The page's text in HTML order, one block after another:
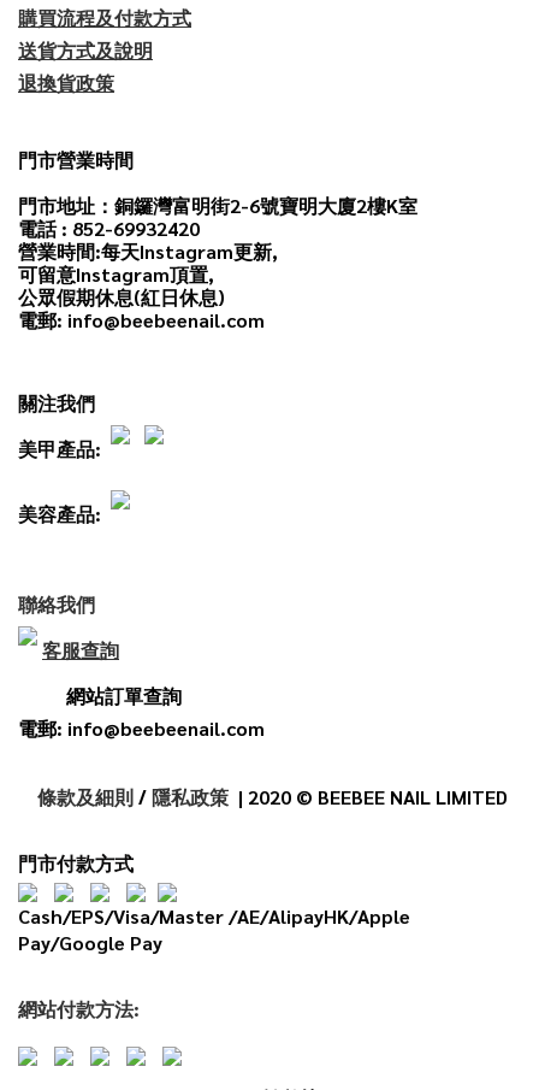
購買流程及付款方式
送貨方式及說明
退換貨政策
門市營業時間
門市地址：銅鑼灣富明街2-6號寶明大廈2樓K室
電話 : 852-69932420
營業時間:每天Instagram更新,
可留意Instagram頂置,
公眾假期休息(紅日休息)
電郵: info@beebeenail.com
關注我們
美甲產品:
美容產品:
聯絡我們
客服查詢
網站訂單查詢
電郵: info@beebeenail.com
條款及細則/隱私政策 | 2020 © BEEBEE NAIL LIMITED
門市付款方式
Cash/EPS/Visa/Master /AE/AlipayHK/Apple
Pay/Google Pay
網站付款方法: